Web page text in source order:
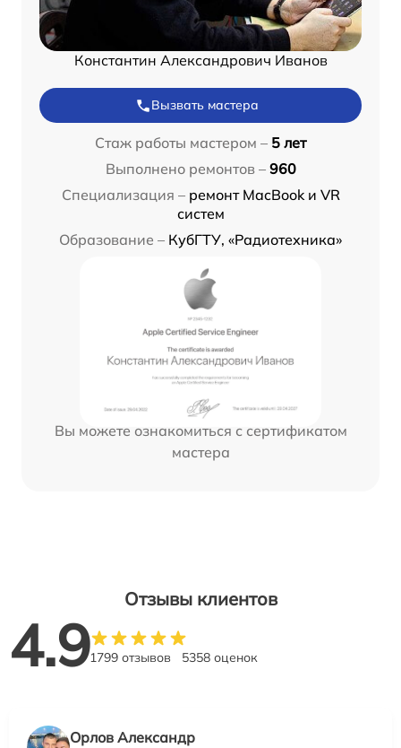
Константин Александрович Иванов
Вызвать мастера
Стаж работы мастером – 5 лет
Выполнено ремонтов – 960
Специализация – ремонт MacBook и VR
систем
Образование – КубГТУ, «Радиотехника»
Вы можете ознакомиться с сертификатом
мастера
Отзывы клиентов
4.91799 отзывов 5358 оценок
Орлов Александр